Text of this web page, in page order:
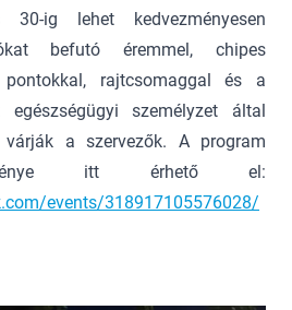
ig lehet kedvezményesen
befutó éremmel, chipes
pontokkal, rajtcsomaggal és a
személyzet által
a szervezők. A program
itt érhető el:
events/318917105576028/